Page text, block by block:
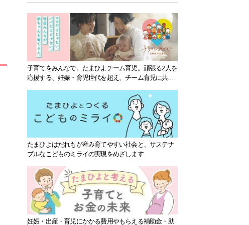
子育てをみんなで。たまひよチーム育児。頑張る2人を
応援する、妊娠・育児世代を超え、チーム育児に共感
たまひよはだれもが産み育てやすい社会と、サステナ
ブルなこどものミライの実現をめざします
妊娠・出産・育児にかかる費用やもらえる補助金・助